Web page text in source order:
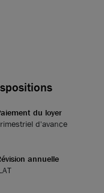
du loyer
d'avance
annuelle